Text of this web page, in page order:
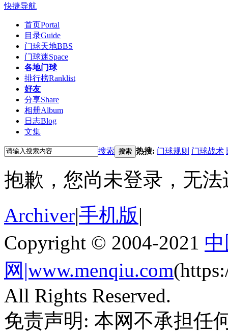
快捷导航
首页Portal
目录Guide
门球天地BBS
门球迷Space
各地门球
排行榜Ranklist
好友
分享Share
相册Album
日志Blog
文集
搜索 搜索 热搜: 门球规则 门球战术
抱歉，您尚未登录，无
Archiver|手机版|
Copyright © 2004-2021
网|www.menqiu.com
All Rights Reserved.
免责声明: 本网不承担任